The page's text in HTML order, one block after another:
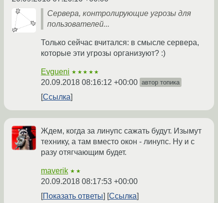
Сервера, контролирующие угрозы для
пользователей...
Только сейчас вчитался: в смысле сервера,
которые эти угрозы организуют? :)
Evgueni ★★★★★
20.09.2018 08:16:12 +00:00 автор топика
Ссылка
Ждем, когда за линупс сажать будут. Изымут
технику, а там вместо окон - линупс. Ну и с
разу отягчающим будет.
maverik ★★
20.09.2018 08:17:53 +00:00
Показать ответы
Ссылка